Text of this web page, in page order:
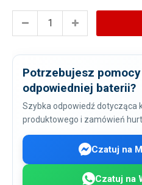
Potrzebujesz
odpowiedniej baterii?
Szybka odpowiedź dotycząca
produktowego i zamówień
Czatuj na
Czatuj na